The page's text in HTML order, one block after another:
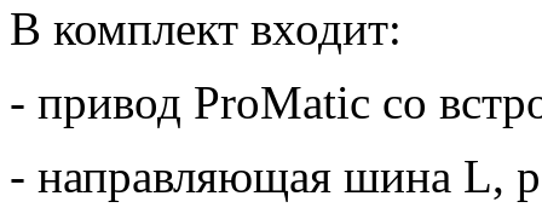
В комплект входит:
- привод ProMatic со
- направляющая шина L,